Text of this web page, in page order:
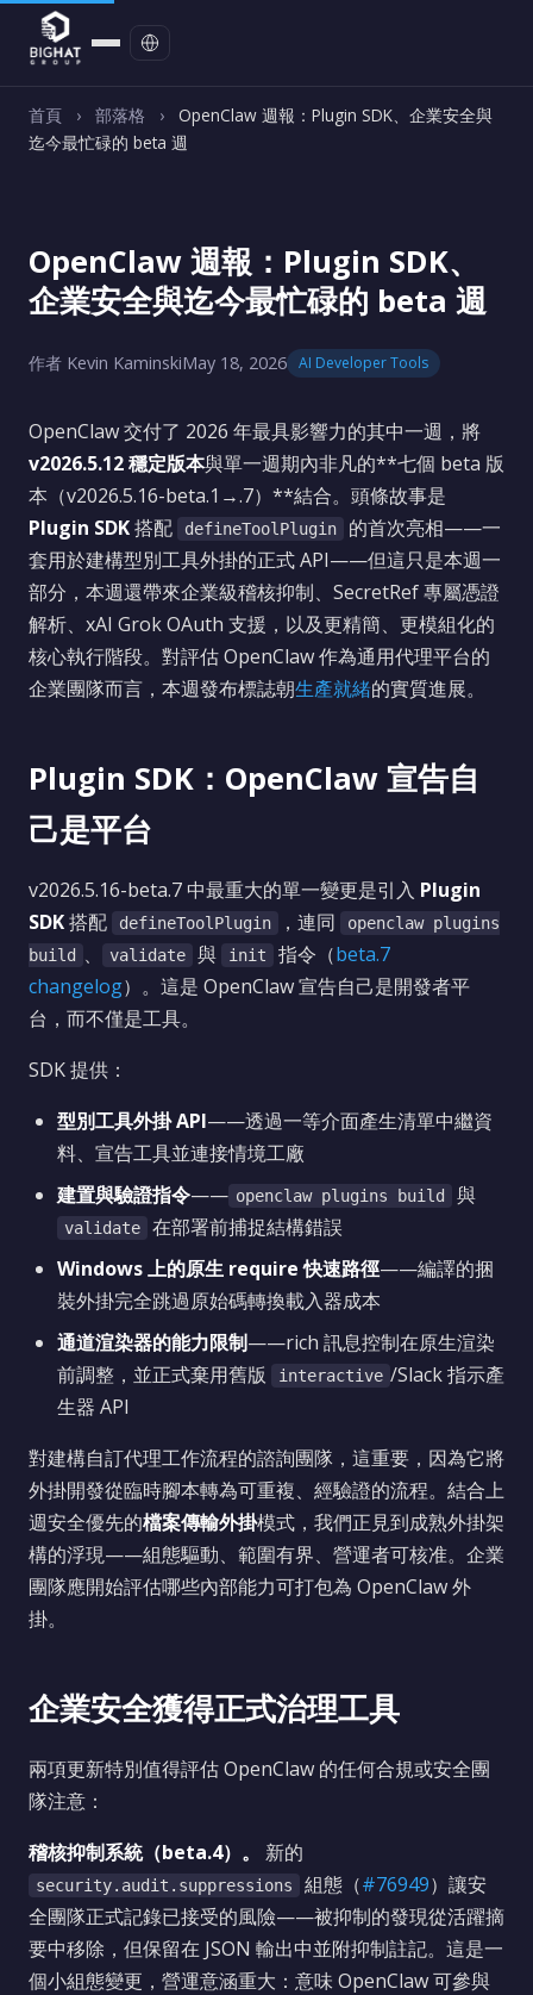
首頁 › 部落格 ›
OpenClaw 週報：Plugin SDK、企業安全與
迄今最忙碌的 beta 週
OpenClaw 週報：Plugin SDK、
企業安全與迄今最忙碌的 beta 週
作者 Kevin KaminskiMay 18, 2026 AI Developer Tools
OpenClaw 交付了 2026 年最具影響力的其中一週，將
v2026.5.12 穩定版本與單一週期內非凡的**七個 beta 版
本（v2026.5.16-beta.1→.7）**結合。頭條故事是
Plugin SDK搭配 defineToolPlugin
的首次亮相——一
套用於建構型別工具外掛的正式 API——但這只是本週一
部分，本週還帶來企業級稽核抑制、SecretRef 專屬憑證
解析、xAI Grok OAuth 支援，以及更精簡、更模組化的
核心執行階段。對評估 OpenClaw 作為通用代理平台的
企業團隊而言，本週發布標誌朝生產就緒的實質進展。
Plugin SDK：OpenClaw 宣告自
己是平台
v2026.5.16-beta.7 中最重大的單一變更是引入 Plugin
SDK搭配 defineToolPlugin ，連同
openclaw plugins
build
、 validate 與 init 指令（beta.7
changelog）。這是 OpenClaw 宣告自己是開發者平
台，而不僅是工具。
SDK 提供：
型別工具外掛 API——透過一等介面產生清單中繼資
料、宣告工具並連接情境工廠
建置與驗證指令—— openclaw plugins build 與
validate
在部署前捕捉結構錯誤
Windows 上的原生 require 快速路徑——編譯的捆
裝外掛完全跳過原始碼轉換載入器成本
通道渲染器的能力限制——rich 訊息控制在原生渲染
前調整，並正式棄用舊版
interactive /Slack 指示產
生器 API
對建構自訂代理工作流程的諮詢團隊，這重要，因為它將
外掛開發從臨時腳本轉為可重複、經驗證的流程。結合上
週安全優先的檔案傳輸外掛模式，我們正見到成熟外掛架
構的浮現——組態驅動、範圍有界、營運者可核准。企業
團隊應開始評估哪些內部能力可打包為 OpenClaw 外
掛。
企業安全獲得正式治理工具
兩項更新特別值得評估 OpenClaw 的任何合規或安全團
隊注意：
稽核抑制系統（beta.4）。
新的
security.audit.suppressions 組態（#76949）讓安
全團隊正式記錄已接受的風險——被抑制的發現從活躍摘
要中移除，但保留在 JSON 輸出中並附抑制註記。這是一
個小組態變更，營運意涵重大：意味 OpenClaw 可參與